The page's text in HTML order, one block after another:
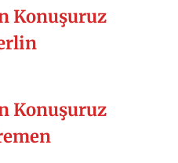
Konuşuruz
Konuşuruz